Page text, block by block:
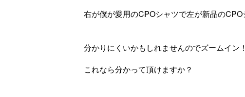
右が僕が愛用のCPOシャツで左が新品のCPO
分かりにくいかもしれませんのでズームイン！
これなら分かって頂けますか？